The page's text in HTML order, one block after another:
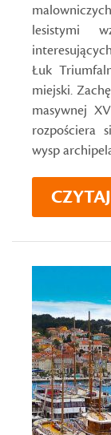
lesistymi
Łuk
miejski.
masywnej
rozpościera
wysp